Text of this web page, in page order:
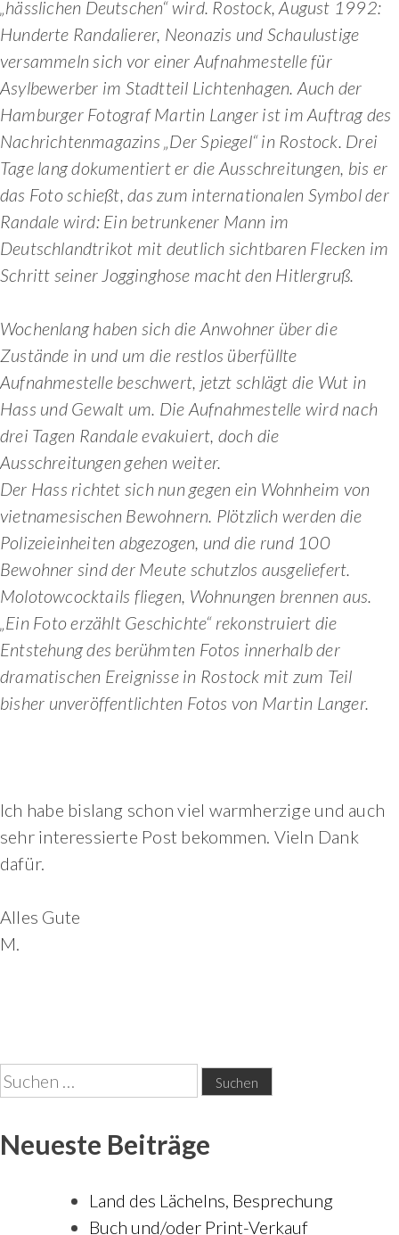
„hässlichen Deutschen“ wird. Rostock, August 1992:
Hunderte Randalierer, Neonazis und Schaulustige
versammeln sich vor einer Aufnahmestelle für
Asylbewerber im Stadtteil Lichtenhagen. Auch der
Hamburger Fotograf Martin Langer ist im Auftrag des
Nachrichtenmagazins „Der Spiegel“ in Rostock. Drei
Tage lang dokumentiert er die Ausschreitungen, bis er
das Foto schießt, das zum internationalen Symbol der
Randale wird: Ein betrunkener Mann im
Deutschlandtrikot mit deutlich sichtbaren Flecken im
Schritt seiner Jogginghose macht den Hitlergruß.
Wochenlang haben sich die Anwohner über die
Zustände in und um die restlos überfüllte
Aufnahmestelle beschwert, jetzt schlägt die Wut in
Hass und Gewalt um. Die Aufnahmestelle wird nach
drei Tagen Randale evakuiert, doch die
Ausschreitungen gehen weiter.
Der Hass richtet sich nun gegen ein Wohnheim von
vietnamesischen Bewohnern. Plötzlich werden die
Polizeieinheiten abgezogen, und die rund 100
Bewohner sind der Meute schutzlos ausgeliefert.
Molotowcocktails fliegen, Wohnungen brennen aus.
„Ein Foto erzählt Geschichte“ rekonstruiert die
Entstehung des berühmten Fotos innerhalb der
dramatischen Ereignisse in Rostock mit zum Teil
bisher unveröffentlichten Fotos von Martin Langer.
Ich habe bislang schon viel warmherzige und auch
sehr interessierte Post bekommen. Vieln Dank
dafür.
Alles Gute
M.
Suchen
nach:
Neueste Beiträge
Land des Lächelns, Besprechung
Buch und/oder Print-Verkauf